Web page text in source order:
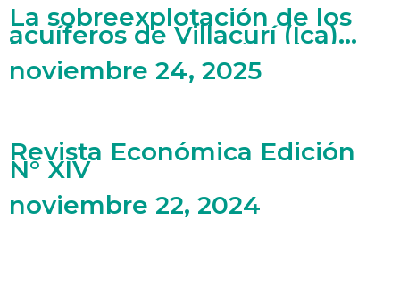
La sobreexplotación de los
acuíferos de Villacurí (Ica)
bajo una perspectiva de
economía ecológica
noviembre 24, 2025
Revista Económica Edición
N° XIV
noviembre 22, 2024